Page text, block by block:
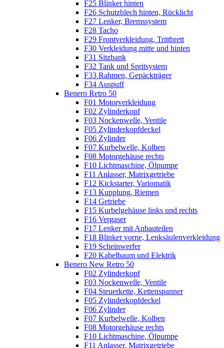
F25 Blinker hinten
F26 Schutzblech hinten, Rücklicht
F27 Lenker, Bremssystem
F28 Tacho
F29 Frontverkleidung, Trittbrett
F30 Verkleidung mitte und hinten
F31 Sitzbank
F32 Tank und Spritsystem
F33 Rahmen, Gepäckträger
F34 Auspuff
Benero Retro 50
F01 Motorverkleidung
F02 Zylinderkopf
F03 Nockenwelle, Ventile
F05 Zylinderkopfdeckel
F06 Zylinder
F07 Kurbelwelle, Kolben
F08 Motorgehäuse rechts
F10 Lichtmaschine, Ölpumpe
F11 Anlasser, Matrixgetriebe
F12 Kickstarter, Variomatik
F13 Kupplung, Riemen
F14 Getriebe
F15 Kurbelgehäuse links und rechts
F16 Vergaser
F17 Lenker mit Anbauteilen
F18 Blinker vorne, Lenksäulenverkleidung
F19 Scheinwerfer
F20 Kabelbaum und Elektrik
Benero New Retro 50
F02 Zylinderkopf
F03 Nockenwelle, Ventile
F04 Steuerkette, Kettenspanner
F05 Zylinderkopfdeckel
F06 Zylinder
F07 Kurbelwelle, Kolben
F08 Motorgehäuse rechts
F10 Lichtmaschine, Ölpumpe
F11 Anlasser, Matrixgetriebe